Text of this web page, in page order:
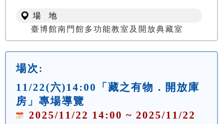
場 地
臺博館南門館多功能教室及開放典藏室
場次:
11/22(六)14:00「藏之有物．開放庫
房」專場導覽
2025/11/22 14:00 ~ 2025/11/22